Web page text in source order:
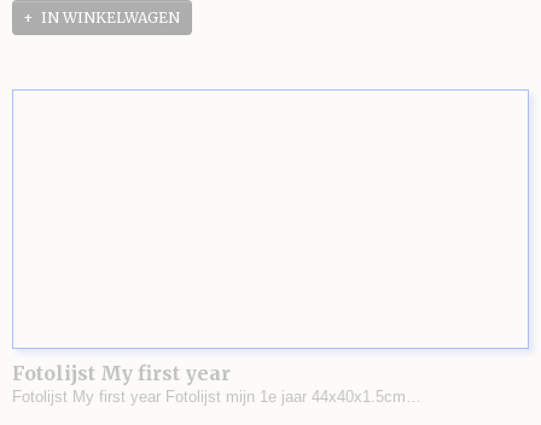
IN WINKELWAGEN
Fotolijst My first year
Fotolijst My first year Fotolijst mijn 1e jaar 44x40x1.5cm…